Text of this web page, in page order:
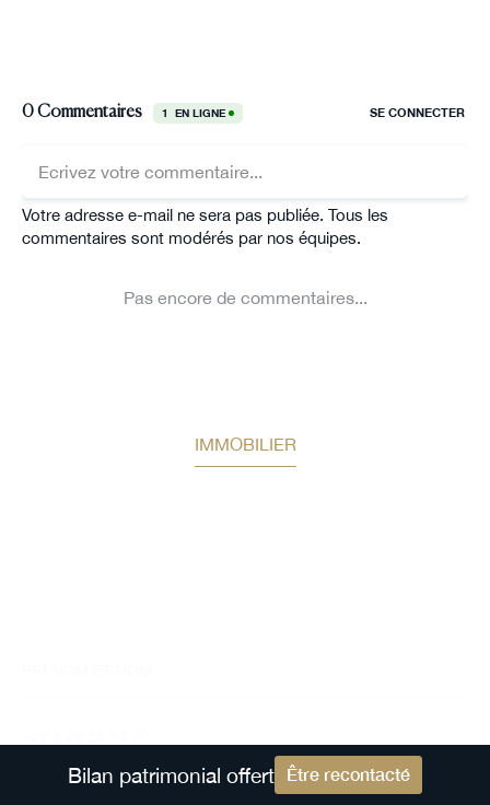
IMMOBILIER
Bilan patrimonial offert Être recontacté